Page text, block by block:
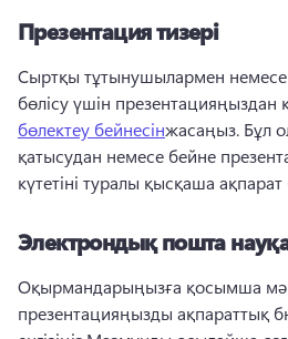
Презентация тизері
Сыртқы тұтынушылармен немесе
бөлісу үшін презентацияңыздан
бөлектеу бейнесінжасаңыз. Бұл
қатысудан немесе бейне
күтетіні туралы қысқаша ақпарат
Электрондық пошта
Оқырмандарыңызға қосымша
презентацияңызды ақпараттық